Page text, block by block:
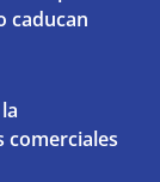
caducan
comerciales